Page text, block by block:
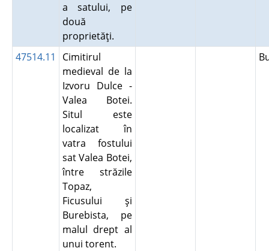
a satului, pe
două
proprietăţi.
47514.11
Cimitirul
medieval de la
Izvoru Dulce -
Valea Botei.
Situl este
localizat în
vatra fostului
sat Valea Botei,
între străzile
Topaz,
Ficusului şi
Burebista, pe
malul drept al
unui torent.